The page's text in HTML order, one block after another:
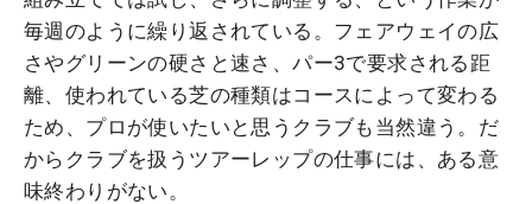
毎週のように繰り返されている。フェアウェイの広
さやグリーンの硬さと速さ、パー3で要求される距
離、使われている芝の種類はコースによって変わる
ため、プロが使いたいと思うクラブも当然違う。だ
からクラブを扱うツアーレップの仕事には、ある意
味終わりがない。